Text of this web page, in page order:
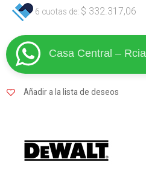
6 cuotas de: $ 332.317,06
Casa Central – Rcia
Añadir a la lista de deseos